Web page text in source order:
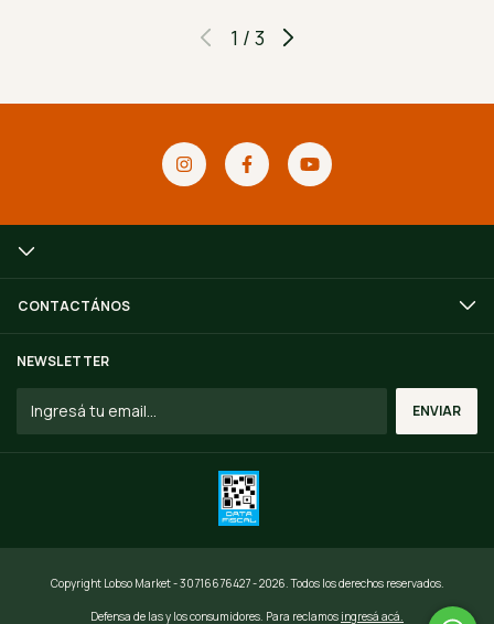
1 / 3
CONTACTÁNOS
NEWSLETTER
Copyright Lobso Market - 30716676427 - 2026. Todos los derechos reservados.
Defensa de las y los consumidores. Para reclamos ingresá acá.